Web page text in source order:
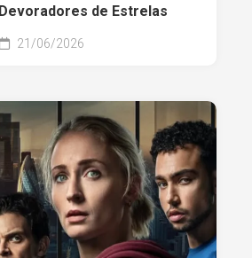
Devoradores de Estrelas
21/06/2026